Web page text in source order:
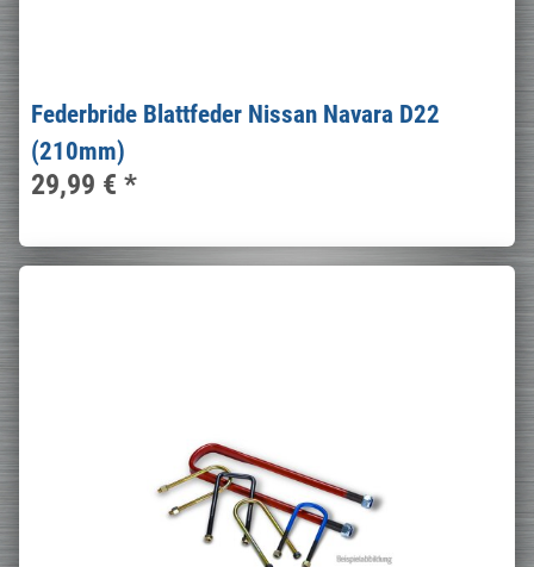
Federbride Blattfeder Nissan Navara D22
(210mm)
29,99 € *